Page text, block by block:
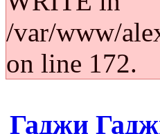
/var/www/
on line 172.
Гаджи